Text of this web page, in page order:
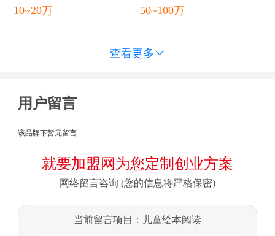
10~20万
50~100万
查看更多 
用户留言
该品牌下暂无留言.
就要加盟网为您定制创业方案
网络留言咨询 (您的信息将严格保密)
当前留言项目：儿童绘本阅读